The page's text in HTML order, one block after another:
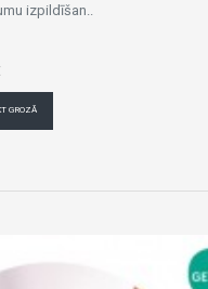
izpildīšan..
GROZĀ